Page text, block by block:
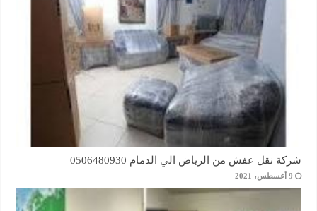
شركة نقل عفش من الرياض الي الدمام 0506480930
9 أغسطس، 2021